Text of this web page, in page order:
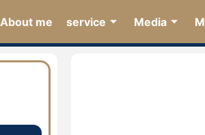
About me service Media